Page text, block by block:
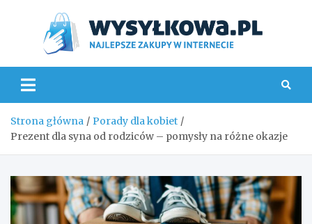
Strona główna
Porady dla kobiet
Prezent dla syna od rodziców – pomysły na różne okazje